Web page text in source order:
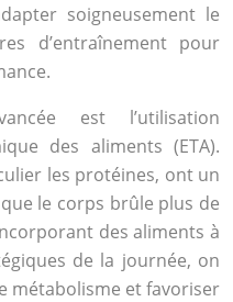
soigneusement le
d’entraînement pour
est l’utilisation
des aliments (ETA).
les protéines, ont un
le corps brûle plus de
des aliments à
de la journée, on
métabolisme et favoriser